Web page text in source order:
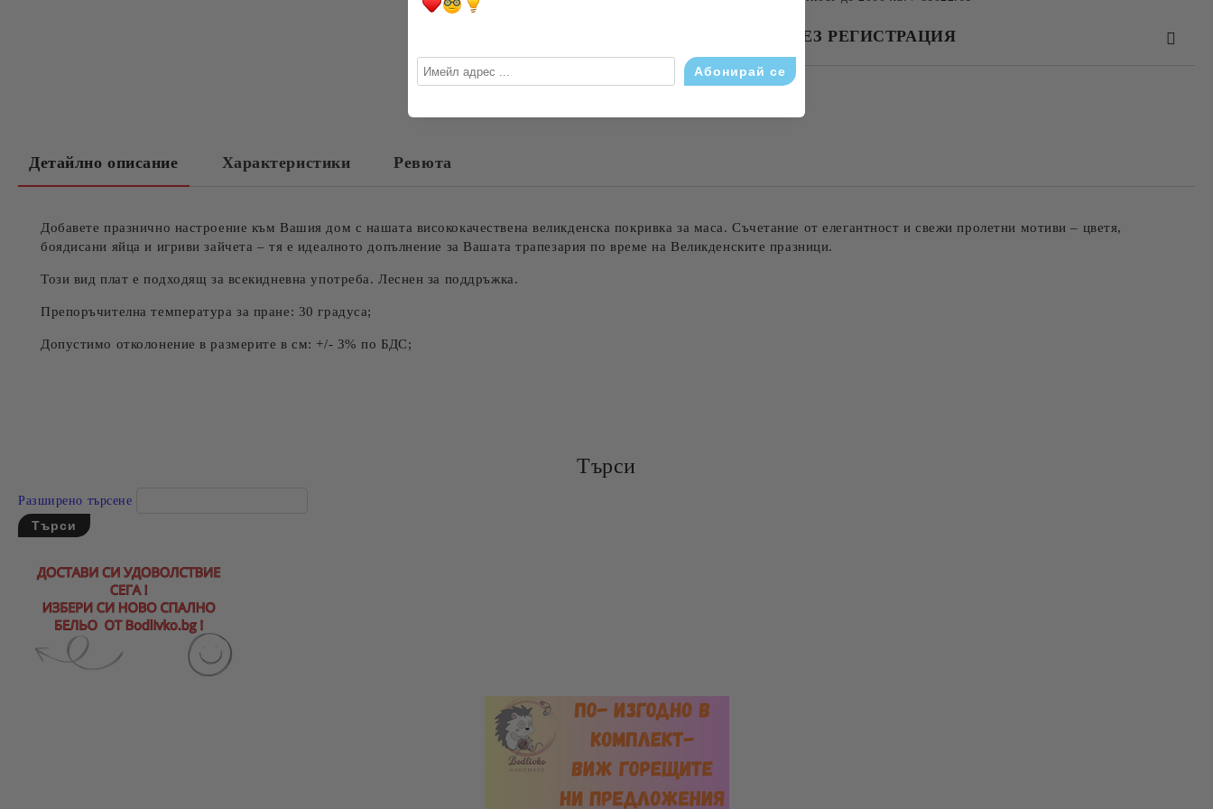
БЪРЗА ПОРЪЧКА БЕЗ РЕГИСТРАЦИЯ
САМО ПОПЪЛНЕТЕ 4 ПОЛЕТА
Детайлно описание Характеристики Ревюта
Добавете празнично настроение към Вашия дом с нашата висококачествена великденска покривка за маса. Съчетание от елегантност и свежи пролетни мотиви – цветя,
боядисани яйца и игриви зайчета – тя е идеалното допълнение за Вашата трапезария по време на Великденските празници.
Този вид плат е подходящ за всекидневна употреба. Леснен за поддръжка.
Препоръчителна температура за пране: 30 градуса;
Допустимо отколонение в размерите в см: +/- 3% по БДС;
Търси
Разширено търсене